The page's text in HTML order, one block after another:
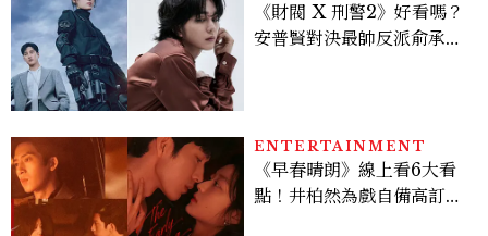
《財閥 X 刑警2》好看嗎？
安普賢對決最帥反派俞承
多大？
ENTERTAINMENT
《早春晴朗》線上看6大看
點！井柏然為戲自備高訂，